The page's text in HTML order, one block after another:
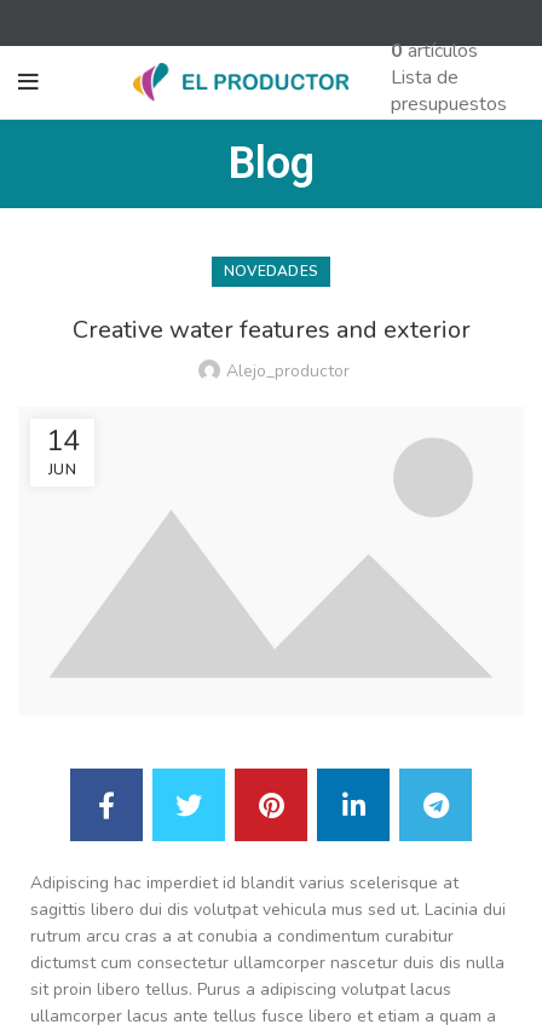
0artículos
Lista de
presupuestos
Blog
NOVEDADES
Creative water features and exterior
Alejo_productor
14
JUN
Adipiscing hac imperdiet id blandit varius scelerisque at
sagittis libero dui dis volutpat vehicula mus sed ut. Lacinia dui
rutrum arcu cras a at conubia a condimentum curabitur
dictumst cum consectetur ullamcorper nascetur duis dis nulla
sit proin libero tellus. Purus a adipiscing volutpat lacus
ullamcorper lacus ante tellus fusce libero et etiam a quam a